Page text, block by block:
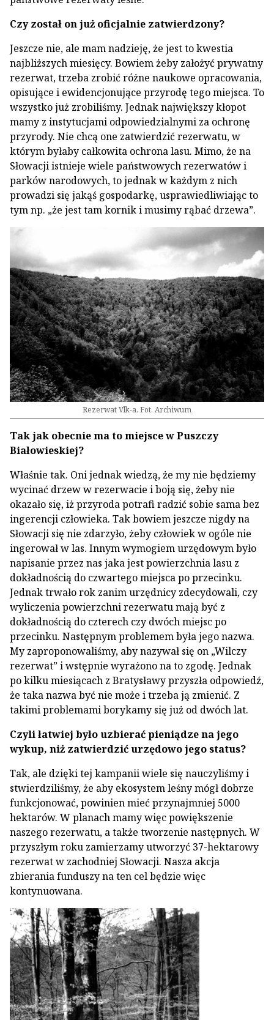
Czy został on już oficjalnie zatwierdzony?
Jeszcze nie, ale mam nadzieję, że jest to kwestia
najbliższych miesięcy. Bowiem żeby założyć prywatny
rezerwat, trzeba zrobić różne naukowe opracowania,
opisujące i ewidencjonujące przyrodę tego miejsca. To
wszystko już zrobiliśmy. Jednak największy kłopot
mamy z instytucjami odpowiedzialnymi za ochronę
przyrody. Nie chcą one zatwierdzić rezerwatu, w
którym byłaby całkowita ochrona lasu. Mimo, że na
Słowacji istnieje wiele państwowych rezerwatów i
parków narodowych, to jednak w każdym z nich
prowadzi się jakąś gospodarkę, usprawiedliwiając to
tym np. „że jest tam kornik i musimy rąbać drzewa”.
Rezerwat Vlk-a. Fot. Archiwum
Tak jak obecnie ma to miejsce w Puszczy
Białowieskiej?
Właśnie tak. Oni jednak wiedzą, że my nie będziemy
wycinać drzew w rezerwacie i boją się, żeby nie
okazało się, iż przyroda potrafi radzić sobie sama bez
ingerencji człowieka. Tak bowiem jeszcze nigdy na
Słowacji się nie zdarzyło, żeby człowiek w ogóle nie
ingerował w las. Innym wymogiem urzędowym było
napisanie przez nas jaka jest powierzchnia lasu z
dokładnością do czwartego miejsca po przecinku.
Jednak trwało rok zanim urzędnicy zdecydowali, czy
wyliczenia powierzchni rezerwatu mają być z
dokładnością do czterech czy dwóch miejsc po
przecinku. Następnym problemem była jego nazwa.
My zaproponowaliśmy, aby nazywał się on „Wilczy
rezerwat” i wstępnie wyrażono na to zgodę. Jednak
po kilku miesiącach z Bratysławy przyszła odpowiedź,
że taka nazwa być nie może i trzeba ją zmienić. Z
takimi problemami borykamy się już od dwóch lat.
Czyli łatwiej było uzbierać pieniądze na jego
wykup, niż zatwierdzić urzędowo jego status?
Tak, ale dzięki tej kampanii wiele się nauczyliśmy i
stwierdziliśmy, że aby ekosystem leśny mógł dobrze
funkcjonować, powinien mieć przynajmniej 5000
hektarów. W planach mamy więc powiększenie
naszego rezerwatu, a także tworzenie następnych. W
przyszłym roku zamierzamy utworzyć 37-hektarowy
rezerwat w zachodniej Słowacji. Nasza akcja
zbierania funduszy na ten cel będzie więc
kontynuowana.